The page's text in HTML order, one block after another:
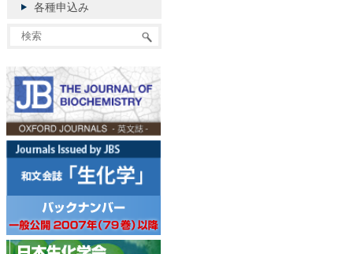
各種申込み